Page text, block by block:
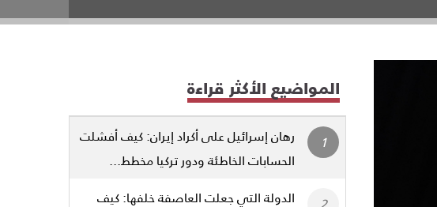
المواضيع الأكثر قراءة
رهان إسرائيل على أكراد إيران: كيف أفشلت
الحسابات الخاطئة ودور تركيا مخطط...
الدولة التي جعلت العاصفة خلفها: كيف